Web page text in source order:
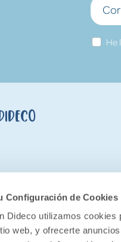
Configuración de Cookies
Dideco utilizamos cookies
web, y ofrecerte
He